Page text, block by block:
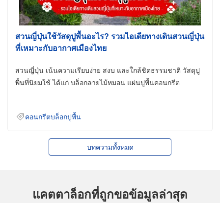
สวนญี่ปุ่นใช้วัสดุปูพื้นอะไร? รวมไอเดียทางเดินสวนญี่ปุ่น
ที่เหมาะกับอากาศเมืองไทย
สวนญี่ปุ่น เน้นความเรียบง่าย สงบ และใกล้ชิดธรรมชาติ วัสดุปู
พื้นที่นิยมใช้ ได้แก่ บล็อกลายไม้หมอน แผ่นปูพื้นคอนกรีต
คอนกรีตบล็อกปูพื้น
บทความทั้งหมด
แคตตาล็อกที่ถูกขอข้อมูลล่าสุด